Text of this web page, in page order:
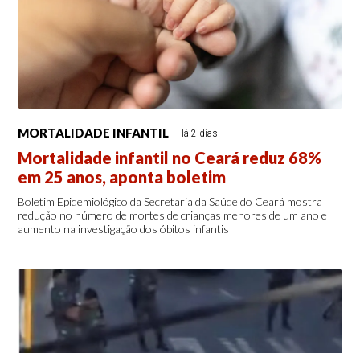
MORTALIDADE INFANTIL Há 2 dias
Mortalidade infantil no Ceará reduz 68%
em 25 anos, aponta boletim
Boletim Epidemiológico da Secretaria da Saúde do Ceará mostra
redução no número de mortes de crianças menores de um ano e
aumento na investigação dos óbitos infantis